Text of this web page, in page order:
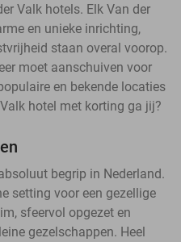
Valk hotels. Elk Van der
en unieke inrichting,
staan overal voorop.
moet aanschuiven voor
en bekende locaties
hotel met korting ga jij?
begrip in Nederland.
setting voor een gezellige
sfeervol opgezet en
gezelschappen. Heel